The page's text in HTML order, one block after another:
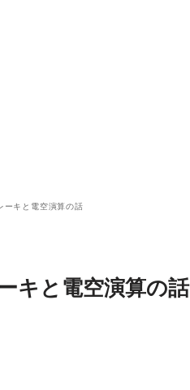
ーキと電空演算の話
キと電空演算の話